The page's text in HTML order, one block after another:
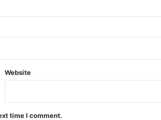
Website
time I comment.